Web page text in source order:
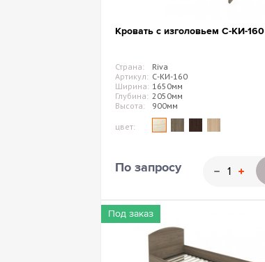
Кровать с изголовьем С-КИ-160
Страна:
Riva
Артикул: С-КИ-160
Ширина: 1650мм
Глубина: 2050мм
Высота:
900мм
цвет:
По запросу
Под заказ